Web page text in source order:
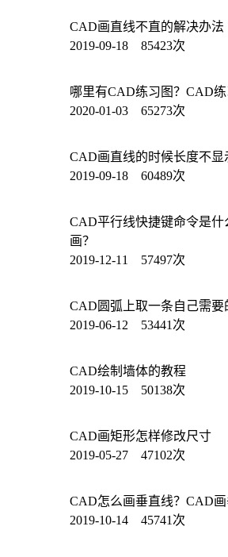
CAD画直线不直的解决办法
2019-09-18 85423次
哪里有CAD练习图？CAD
2020-01-03 65273次
CAD画直线的时候长度不显
2019-09-18 60489次
CAD平行线快捷键命令是
画？
2019-12-11 57497次
CAD圆弧上取一条自己需要
2019-06-12 53441次
CAD绘制墙体的教程
2019-10-15 50138次
CAD画矩形怎样修改尺寸
2019-05-27 47102次
CAD怎么画垂直线？CAD
2019-10-14 45741次